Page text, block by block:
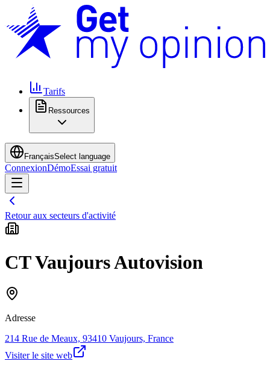
Tarifs
Ressources
FrançaisSelect language
ConnexionDémoEssai gratuit
Retour aux secteurs d'activité
CT Vaujours Autovision
Adresse
214 Rue de Meaux, 93410 Vaujours, France
Visiter le site web